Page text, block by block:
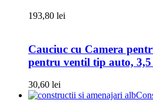
193,80 lei
Cauciuc cu Camera
pentru ventil tip auto, 3,5
30,60 lei